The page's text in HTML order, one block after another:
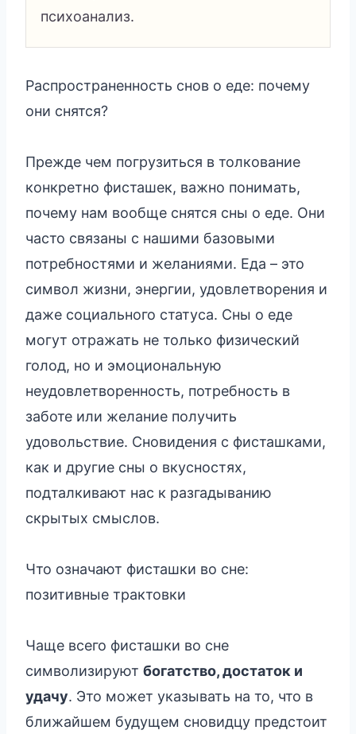
психоанализ.
Распространенность снов о еде: почему
они снятся?
Прежде чем погрузиться в толкование
конкретно фисташек, важно понимать,
почему нам вообще снятся сны о еде. Они
часто связаны с нашими базовыми
потребностями и желаниями. Еда – это
символ жизни, энергии, удовлетворения и
даже социального статуса. Сны о еде
могут отражать не только физический
голод, но и эмоциональную
неудовлетворенность, потребность в
заботе или желание получить
удовольствие. Сновидения с фисташками,
как и другие сны о вкусностях,
подталкивают нас к разгадыванию
скрытых смыслов.
Что означают фисташки во сне:
позитивные трактовки
Чаще всего фисташки во сне
символизируют богатство, достаток и
удачу. Это может указывать на то, что в
ближайшем будущем сновидцу предстоит